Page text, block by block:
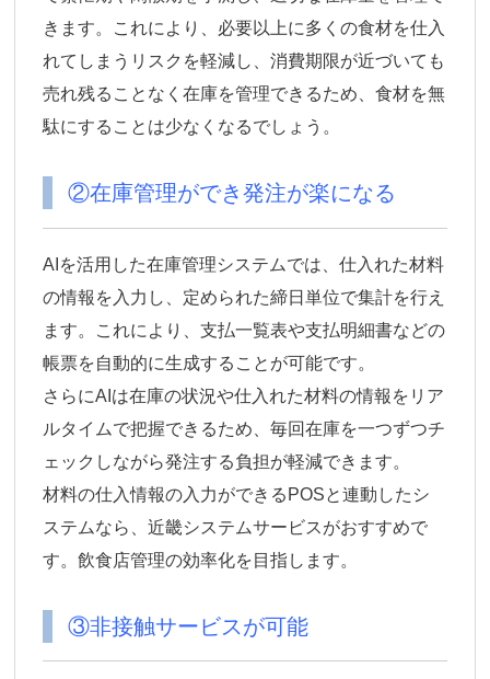
きます。 これにより、必要以上に多くの食材を仕入
れてしまうリスクを軽減し、消費期限が近づいても
売れ残ることなく在庫を管理できるため、食材を無
駄にすることは少なくなるでしょう。
②在庫管理ができ発注が楽になる
AIを活用した在庫管理システムでは、仕入れた材料
の情報を入力し、定められた締日単位で集計を行え
ます。これにより、支払一覧表や支払明細書などの
帳票を自動的に生成することが可能です。
さらにAIは在庫の状況や仕入れた材料の情報をリア
ルタイムで把握できるため、毎回在庫を一つずつチ
ェックしながら発注する負担が軽減できます。
材料の仕入情報の入力ができるPOSと連動したシ
ステムなら、近畿システムサービスがおすすめで
す。飲食店管理の効率化を目指します。
③非接触サービスが可能